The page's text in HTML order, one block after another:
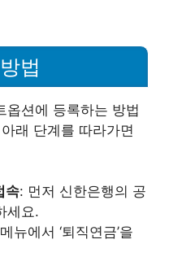
법
옵션에 등록하는 방법
래 단계를 따라가면
속: 먼저 신한은행의 공
세요.
뉴에서 ‘퇴직연금’을